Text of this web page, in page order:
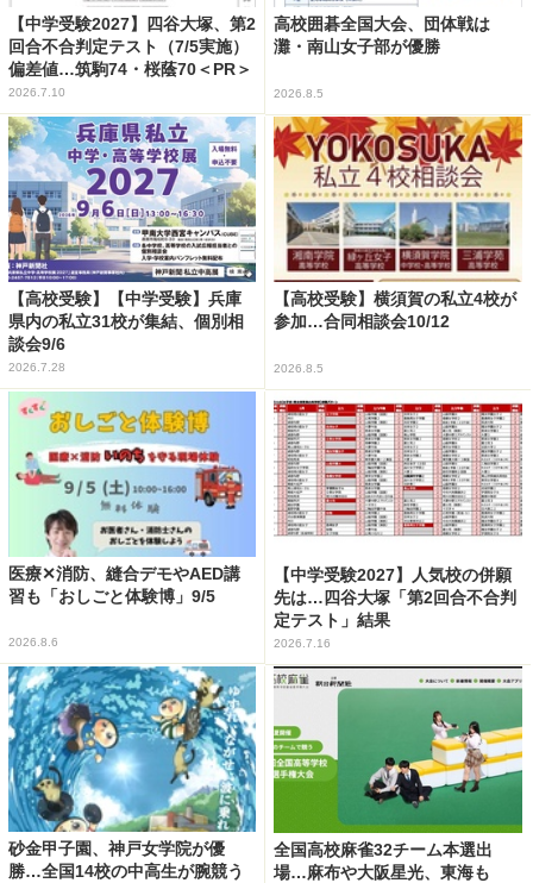
【中学受験2027】四谷大塚、第2
回合不合判定テスト（7/5実施）
偏差値…筑駒74・桜蔭70＜PR＞
2026.7.10
高校囲碁全国大会、団体戦は
灘・南山女子部が優勝
2026.8.5
【高校受験】【中学受験】兵庫
県内の私立31校が集結、個別相
談会9/6
2026.7.28
【高校受験】横須賀の私立4校が
参加…合同相談会10/12
2026.8.5
医療✕消防、縫合デモやAED講
習も「おしごと体験博」9/5
2026.8.6
【中学受験2027】人気校の併願
先は…四谷大塚「第2回合不合判
定テスト」結果
2026.7.16
砂金甲子園、神戸女学院が優
勝…全国14校の中高生が腕競う
全国高校麻雀32チーム本選出
場…麻布や大阪星光、東海も